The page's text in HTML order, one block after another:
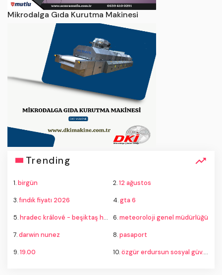
Mikrodalga Gıda Kurutma Makinesi
Trending
1.birgün 2.12 ağustos
3.fındık fiyatı 2026 4.gta 6
5.hradec králové - beşiktaş hangi kanalda 6.meteoroloji genel müdürlüğü
7.darwin nunez 8.pasaport
9.19.00 10.özgür erdursun sosyal güv. uzm.